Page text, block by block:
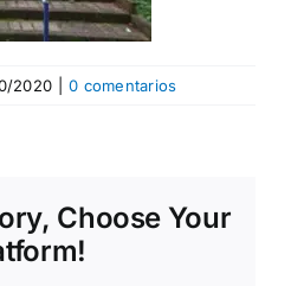
2020 0 comentarios
Choose Your